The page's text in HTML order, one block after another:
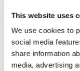
This website uses
We use cookies to
social media
share information
media, advertising
Driejarige voltijd
uitwisseling en